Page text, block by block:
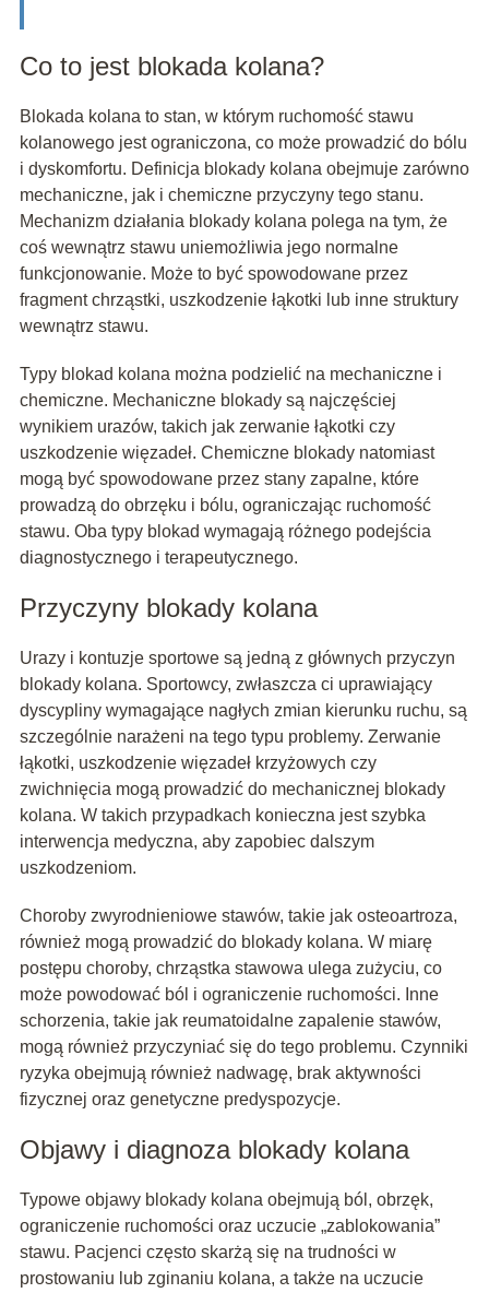
Co to jest blokada kolana?
Blokada kolana to stan, w którym ruchomość stawu
kolanowego jest ograniczona, co może prowadzić do bólu
i dyskomfortu. Definicja blokady kolana obejmuje zarówno
mechaniczne, jak i chemiczne przyczyny tego stanu.
Mechanizm działania blokady kolana polega na tym, że
coś wewnątrz stawu uniemożliwia jego normalne
funkcjonowanie. Może to być spowodowane przez
fragment chrząstki, uszkodzenie łąkotki lub inne struktury
wewnątrz stawu.
Typy blokad kolana można podzielić na mechaniczne i
chemiczne. Mechaniczne blokady są najczęściej
wynikiem urazów, takich jak zerwanie łąkotki czy
uszkodzenie więzadeł. Chemiczne blokady natomiast
mogą być spowodowane przez stany zapalne, które
prowadzą do obrzęku i bólu, ograniczając ruchomość
stawu. Oba typy blokad wymagają różnego podejścia
diagnostycznego i terapeutycznego.
Przyczyny blokady kolana
Urazy i kontuzje sportowe są jedną z głównych przyczyn
blokady kolana. Sportowcy, zwłaszcza ci uprawiający
dyscypliny wymagające nagłych zmian kierunku ruchu, są
szczególnie narażeni na tego typu problemy. Zerwanie
łąkotki, uszkodzenie więzadeł krzyżowych czy
zwichnięcia mogą prowadzić do mechanicznej blokady
kolana. W takich przypadkach konieczna jest szybka
interwencja medyczna, aby zapobiec dalszym
uszkodzeniom.
Choroby zwyrodnieniowe stawów, takie jak osteoartroza,
również mogą prowadzić do blokady kolana. W miarę
postępu choroby, chrząstka stawowa ulega zużyciu, co
może powodować ból i ograniczenie ruchomości. Inne
schorzenia, takie jak reumatoidalne zapalenie stawów,
mogą również przyczyniać się do tego problemu. Czynniki
ryzyka obejmują również nadwagę, brak aktywności
fizycznej oraz genetyczne predyspozycje.
Objawy i diagnoza blokady kolana
Typowe objawy blokady kolana obejmują ból, obrzęk,
ograniczenie ruchomości oraz uczucie „zablokowania”
stawu. Pacjenci często skarżą się na trudności w
prostowaniu lub zginaniu kolana, a także na uczucie